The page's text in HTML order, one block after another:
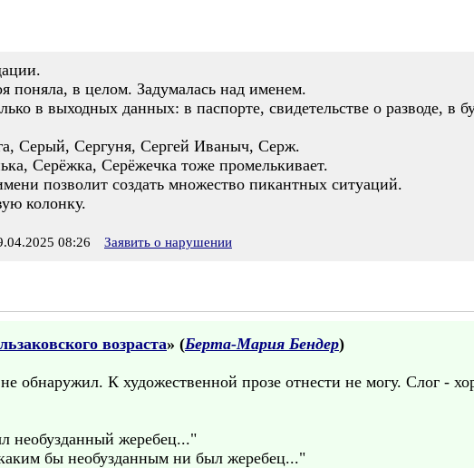
поняла, в целом. Задумалась над именем.
в выходных данных: в паспорте, свидетельстве о разводе, в
Серый, Сергуня, Сергей Иваныч, Серж.
Серёжка, Серёжечка тоже промелькивает.
позволит создать множество пикантных ситуаций.
колонку.
08:26 Заявить о нарушении
возраста» (Берта-Мария Бендер)
обнаружил. К художественной прозе отнести не могу. Слог -
необузданный жеребец..."
бы необузданным ни был жеребец..."